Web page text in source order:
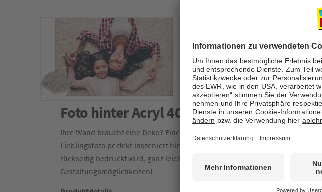
Foto hinter Acryl 40 x 60 cm
Ihre Wand braucht eine Deko? Eine unserer Empfehlungen lautet: Ihr
Lieblingsfoto perfekt inszeniert hinter Acryl. Sie können dieses Wandbild, das
rückseitig bedruckt wird, ganz leicht selbst gestalten – nutzen Sie unsere
Gestaltungsmöglichkeiten!